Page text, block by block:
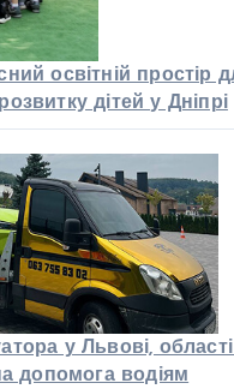
освітній простір
дітей у Дніпрі
у Львові,
допомога водіям